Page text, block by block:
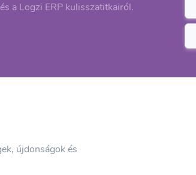
a Logzi ERP kulisszatitkairól.
újdonságok és